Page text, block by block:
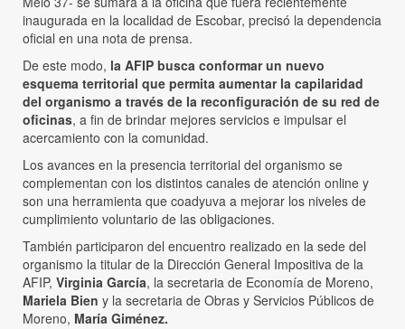
inaugurada en la localidad de Escobar, precisó la dependencia
oficial en una nota de prensa.
De este modo, la AFIP busca conformar un nuevo
esquema territorial que permita aumentar la capilaridad
del organismo a través de la reconfiguración de su red de
oficinas, a fin de brindar mejores servicios e impulsar el
acercamiento con la comunidad.
Los avances en la presencia territorial del organismo se
complementan con los distintos canales de atención online y
son una herramienta que coadyuva a mejorar los niveles de
cumplimiento voluntario de las obligaciones.
También participaron del encuentro realizado en la sede del
organismo la titular de la Dirección General Impositiva de la
AFIP, Virginia García, la secretaria de Economía de Moreno,
Mariela Bien y la secretaria de Obras y Servicios Públicos de
Moreno, María Giménez.